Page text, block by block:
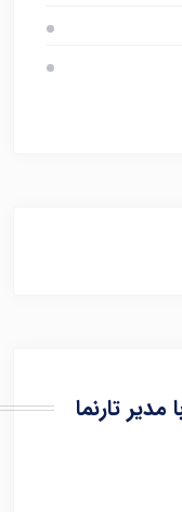
تارنما